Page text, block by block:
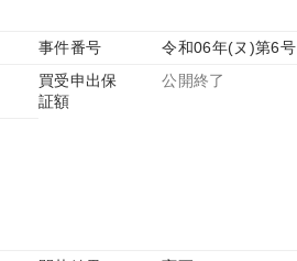
事件番号
令和06年(ヌ)第6号
買受申出保
証額
公開終了